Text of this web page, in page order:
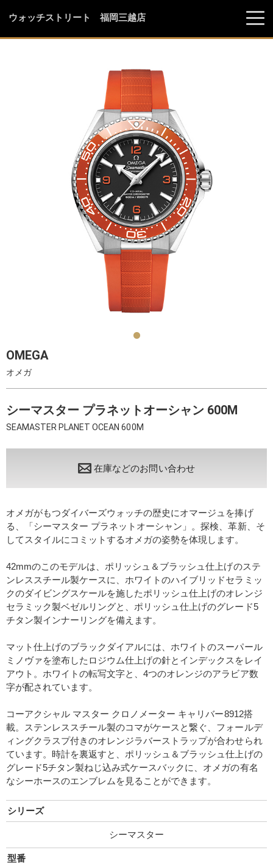
ウォッチストリート 福岡三越店
OMEGA
オメガ
シーマスター プラネットオーシャン 600M
SEAMASTE R PLANET OCEAN 600 M
在庫などのお問い合わせ
オメガがもつダイバーズウォッチの歴史にオマージュを捧げ
る、「シーマスター プラネットオーシャン」。探検、革新、そ
してスタイルにコミットするオメガの姿勢を体現します。
42mmのこのモデルは、ポリッシュ＆ブラッシュ仕上げのステ
ンレススチール製ケースに、ホワイトのハイブリッドセラミッ
クのダイビングスケールを施したポリッシュ仕上げのオレンジ
セラミック製ベゼルリングと、ポリッシュ仕上げのグレード5
チタン製インナーリングを備えます。
マット仕上げのブラックダイアルには、ホワイトのスーパール
ミノヴァを塗布したロジウム仕上げの針とインデックスをレイ
アウト。ホワイトの転写文字と、4つのオレンジのアラビア数
字が配されています。
コーアクシャル マスター クロノメーター キャリバー8912搭
載。ステンレススチール製のコマがケースと繋ぐ、フォールデ
ィングクラスプ付きのオレンジラバーストラップが合わせられ
ています。時計を裏返すと、ポリッシュ＆ブラッシュ仕上げの
グレード5チタン製ねじ込み式ケースバックに、オメガの有名
なシーホースのエンブレムを見ることができます。
シリーズ
シーマスター
型番